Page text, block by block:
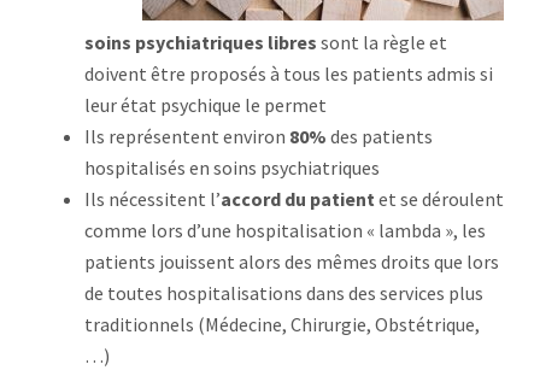
soins psychiatriques libres sont la règle et
doivent être proposés à tous les patients admis si
leur état psychique le permet
Ils représentent environ 80% des patients
hospitalisés en soins psychiatriques
Ils nécessitent l’accord du patient et se déroulent
comme lors d’une hospitalisation « lambda », les
patients jouissent alors des mêmes droits que lors
de toutes hospitalisations dans des services plus
traditionnels (Médecine, Chirurgie, Obstétrique,
…)